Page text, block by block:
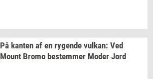
På kan­ten af en ry­gen­de vulkan: Ved
Mount Bromo be­stem­mer Moder Jord